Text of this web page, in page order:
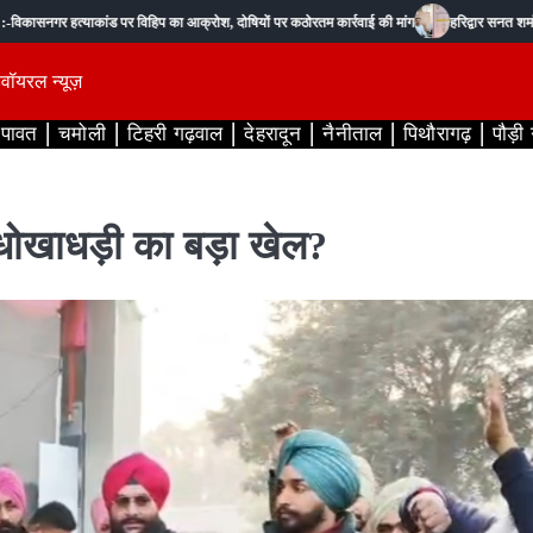
हत्याकांड पर विहिप का आक्रोश, दोषियों पर कठोरतम कार्रवाई की मांग हरिद्वार सनत शर्मा :-
वॉयरल न्यूज़
चमोली टिहरी गढ़वाल देहरादून नैनीताल पिथौरागढ़
का बड़ा खेल?